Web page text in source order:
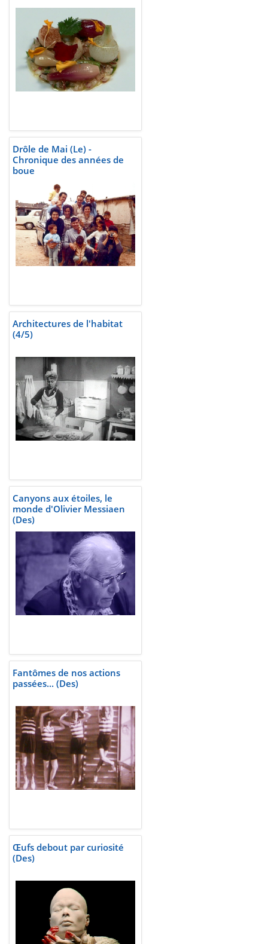
Drôle de Mai (Le) -
Chronique des années de
boue
Architectures de l'habitat
(4/5)
Canyons aux étoiles, le
monde d'Olivier Messiaen
(Des)
Fantômes de nos actions
passées... (Des)
Œufs debout par curiosité
(Des)